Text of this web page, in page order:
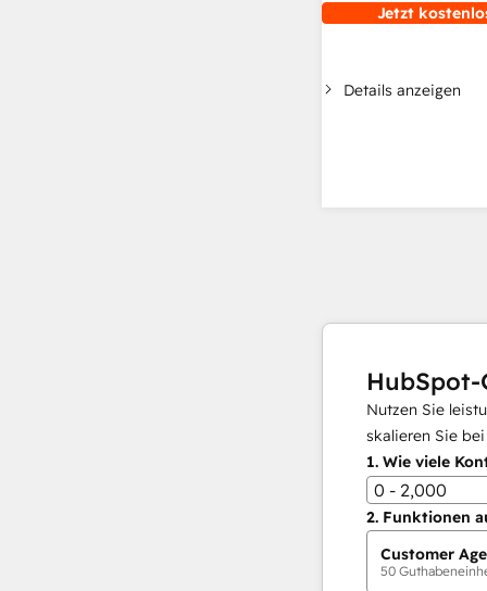
Jetzt
Details anzeigen
HubSpot-
Nutzen Sie
skalieren Sie
1. Wie viele
0 - 2,000
2. Funktionen
Customer
50